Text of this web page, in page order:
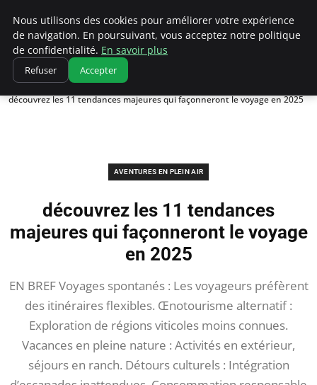
Correze Co
Accueil
Aventures en plein air
découvrez les 11 tendances majeures qui façonneront le voyage en 2025
AVENTURES EN PLEIN AIR
découvrez les 11 tendances
majeures qui façonneront le voyage
en 2025
EN BREF Voyages spontanés : Les voyageurs préfèrent
des itinéraires flexibles. Œnotourisme alternatif :
Exploration de régions viticoles moins connues.
Vacances en pleine nature : Activités en extérieur,
séjours en ranch. Détours culturels : Intégration
Nous utilisons des cookies pour améliorer votre expérience
de navigation. En poursuivant, vous acceptez notre politique
de confidentialité. En savoir plus
Refuser Accepter